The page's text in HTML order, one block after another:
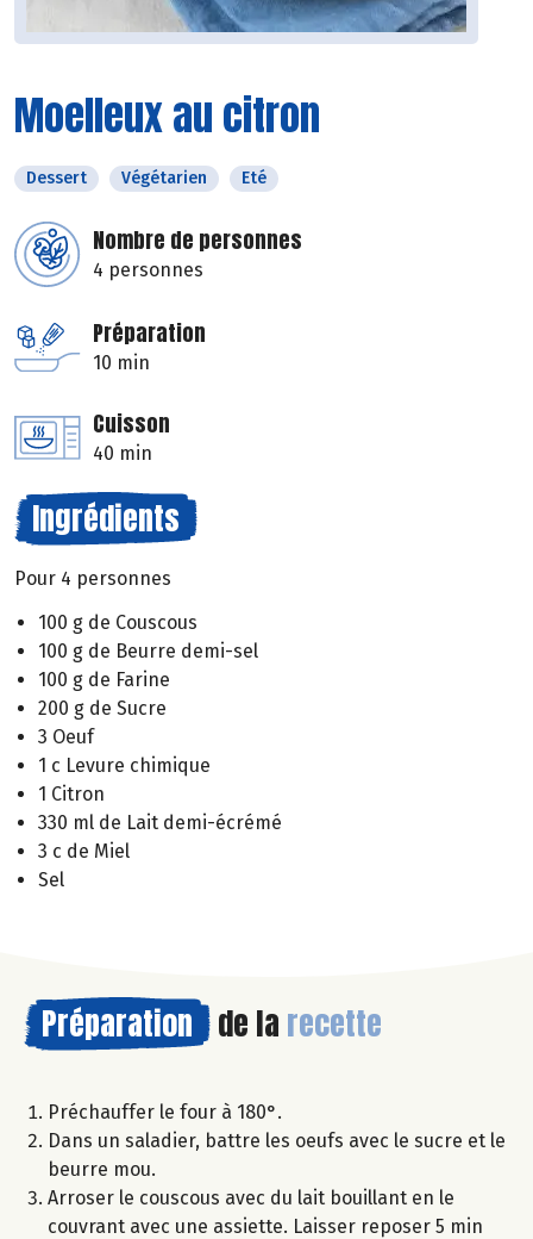
Moelleux au citron
Dessert Végétarien Eté
Nombre de personnes
4 personnes
Préparation
10 min
Cuisson
40 min
Ingrédients
Pour 4 personnes
100 g de Couscous
100 g de Beurre demi-sel
100 g de Farine
200 g de Sucre
3 Oeuf
1 c Levure chimique
1 Citron
330 ml de Lait demi-écrémé
3 c de Miel
Sel
Préparation de la recette
Préchauffer le four à 180°.
Dans un saladier, battre les oeufs avec le sucre et le
beurre mou.
Arroser le couscous avec du lait bouillant en le
couvrant avec une assiette. Laisser reposer 5 min